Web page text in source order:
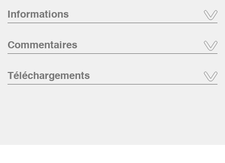
Informations
Commentaires
Téléchargements